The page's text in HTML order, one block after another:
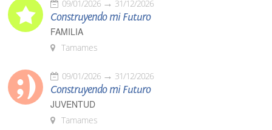
09/01/2026 31/12/2026
Construyendo mi Futuro
FAMILIA
Tamames
09/01/2026 31/12/2026
Construyendo mi Futuro
JUVENTUD
Tamames